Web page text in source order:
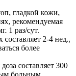
гладкой кожи,
рекомендуемая
1 раз/сут.
2-4 нед.,
более
составляет 300
больным